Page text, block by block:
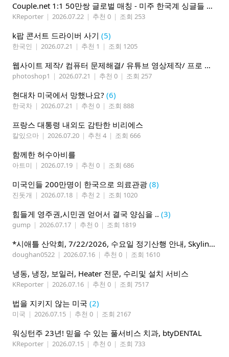
Couple.net 1:1 50만쌍 글로벌 매칭 - 미주 한국계 싱글들 모이세요
KReporter | 2026.07.22 | 추천 0 | 조회 253
k팝 콘서트 드라이버 사기 (5)
한국인 | 2026.07.21 | 추천 1 | 조회 1205
웹사이트 제작/ 컴퓨터 문제해결/ 유튜브 영상제작/ 프로 사진촬영
photoshop1 | 2026.07.21 | 추천 0 | 조회 257
현대차 미국에서 망했나요? (6)
한국차 | 2026.07.21 | 추천 0 | 조회 888
프랑스 대통령 내외도 감탄한 비리에스
칼있으마 | 2026.07.20 | 추천 4 | 조회 666
함께한 허수아비를
아트미 | 2026.07.19 | 추천 0 | 조회 686
미국인들 200만명이 한국으로 의료관광 (8)
진돗개 | 2026.07.18 | 추천 2 | 조회 1020
힘들게 영주권,시민권 얻어서 결국 양심을 .. (3)
gump | 2026.07.17 | 추천 0 | 조회 1819
*시애틀 산악회, 7/22/2026, 수요일 정기산행 안내, Skyline Trail Loop(Mt. Rainier)*
doughan0522 | 2026.07.16 | 추천 0 | 조회 1610
냉동, 냉장, 보일러, Heater 전문, 수리및 설치 서비스
KReporter | 2026.07.16 | 추천 0 | 조회 7517
법을 지키지 않는 미국 (2)
미국 | 2026.07.15 | 추천 0 | 조회 2167
워싱턴주 23년! 믿을 수 있는 풀서비스 치과, btyDENTAL
KReporter | 2026.07.15 | 추천 0 | 조회 733